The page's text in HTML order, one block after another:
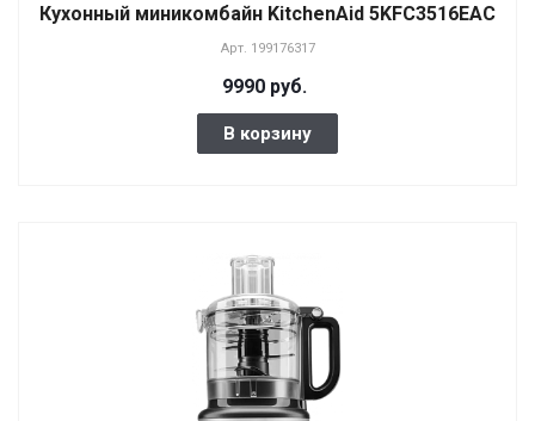
Кухонный миникомбайн KitchenAid 5KFC3516EAC
Арт. 199176317
9990 руб.
В корзину